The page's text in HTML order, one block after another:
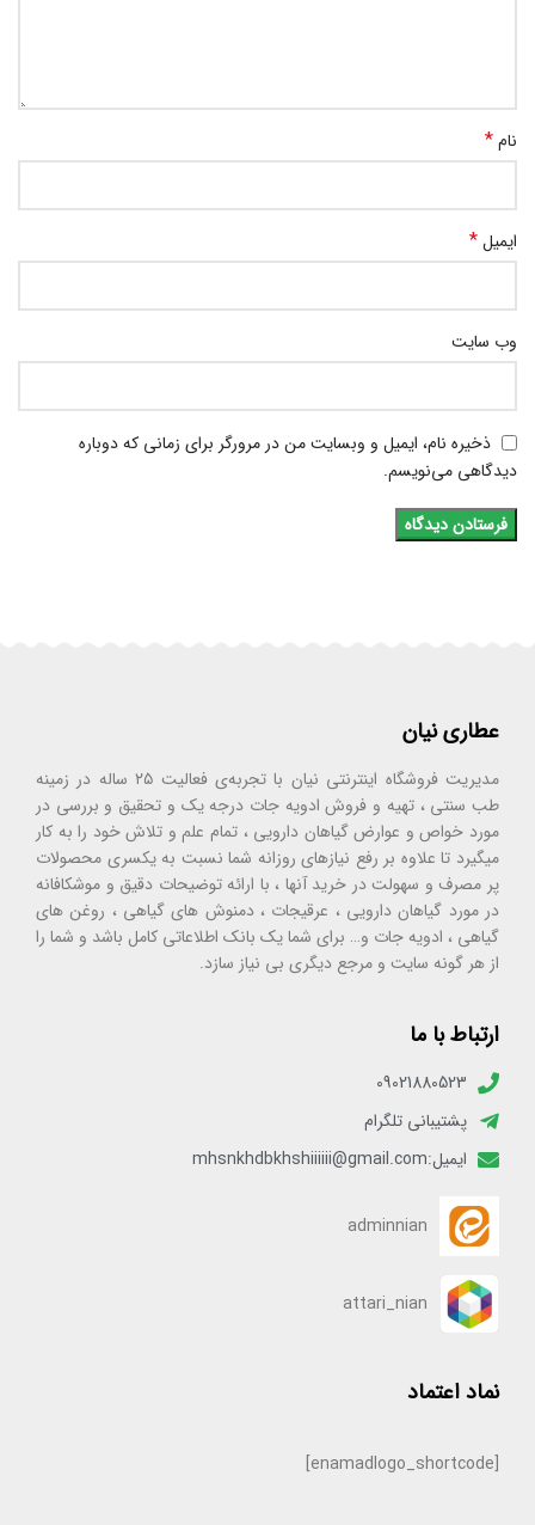
نام*
ایمیل*
وب‌ سایت
ذخیره نام، ایمیل و وبسایت من در مرورگر برای زمانی که دوباره
دیدگاهی می‌نویسم.
عطاری نیان
مدیریت فروشگاه اینترنتی نیان با تجربه‌ی فعالیت ۲۵ ساله در زمینه
طب سنتی ، تهیه و فروش ادویه جات درجه یک و تحقیق و بررسی در
مورد خواص و عوارض گیاهان دارویی ، تمام علم و تلاش خود را به کار
میگیرد تا علاوه بر رفع نیازهای روزانه شما نسبت به یکسری محصولات
پر مصرف و سهولت در خرید آنها ، با ارائه توضیحات دقیق و موشکافانه
در مورد گیاهان دارویی ، عرقیجات ، دمنوش های گیاهی ، روغن های
گیاهی ، ادویه جات و… برای شما یک بانک اطلاعاتی کامل باشد و شما را
از هر گونه سایت و مرجع دیگری بی نیاز سازد.
ارتباط با ما
09021880523
پشتیبانی تلگرام
ایمیل:mhsnkhdbkhshiiiiii@gmail.com
adminnian
attari_nian
نماد اعتماد
[enamadlogo_shortcode]